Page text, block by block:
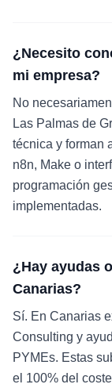
¿Necesito
mi empresa?
No
Las Palmas de
técnica y forman
n8n, Make o
programación
implementadas.
¿Hay ayudas
Canarias?
Sí. En Canarias
Consulting y
PYMEs. Estas
el 100% del